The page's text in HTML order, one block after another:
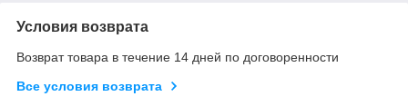
Условия возврата
Возврат товара в течение 14 дней по договоренности
Все условия возврата